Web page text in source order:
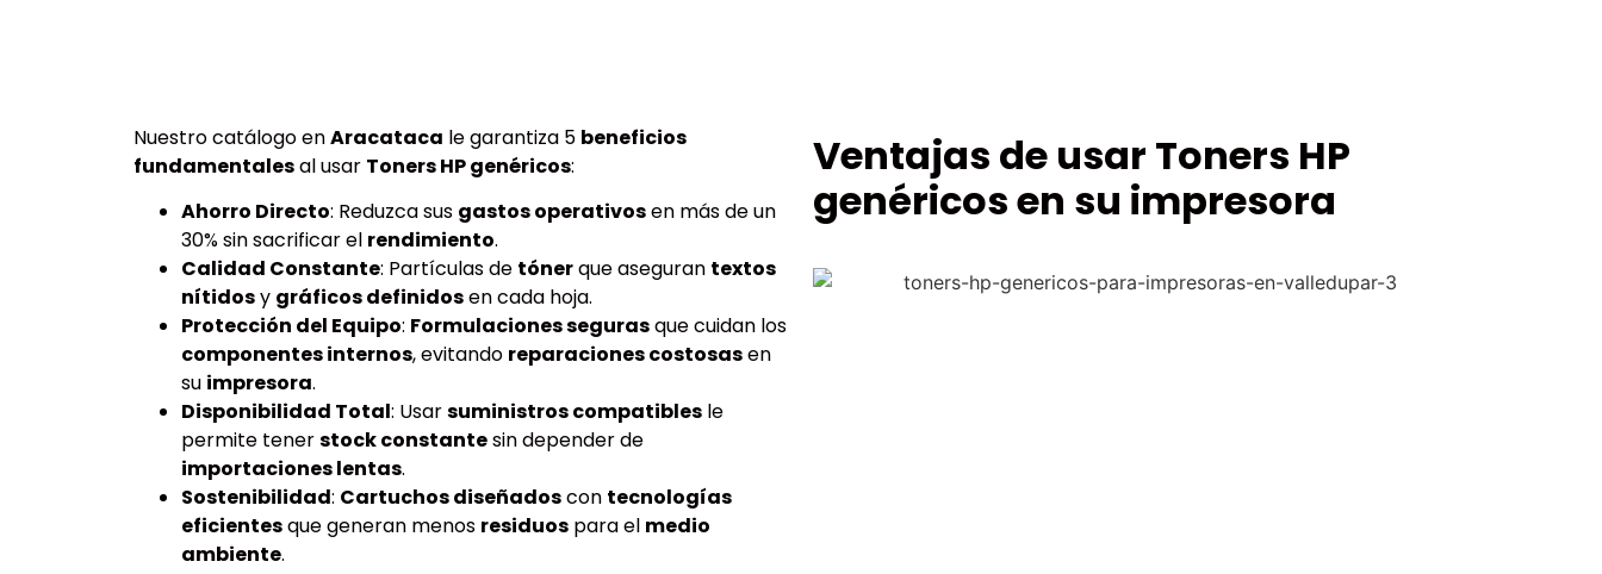
Nuestro catálogo enAracataca le garantiza 5 beneficios
fundamentalesal usar Toners HP genéricos:
Ahorro Directo: Reduzca sus gastos operativosen más de un
30% sin sacrificar el rendimiento.
Calidad Constante: Partículas de tónerque aseguran textos
nítidosy gráficos definidosen cada hoja.
Protección del Equipo: Formulaciones segurasque cuidan los
componentes internos, evitando reparaciones costosasen
su impresora.
Disponibilidad Total: Usarsuministros compatibles le
permite tenerstock constantesin depender de
importaciones lentas.
Sostenibilidad: Cartuchos diseñadoscon tecnologías
eficientesque generan menos residuos para el medio
ambiente.
Ventajas de usar Toners HP
genéricos en su impresora